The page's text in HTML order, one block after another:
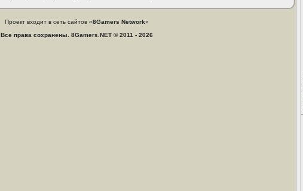
Проект входит в сеть сайтов «8Gamers Network»
Все права сохранены. 8Gamers.NET © 2011 - 2026